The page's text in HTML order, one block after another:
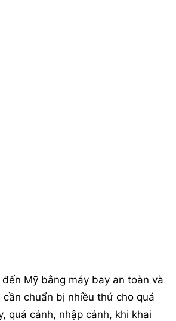
Mỹ bằng máy bay an toàn và
cần chuẩn bị nhiều thứ cho quá
quá cảnh, nhập cảnh, khi khai